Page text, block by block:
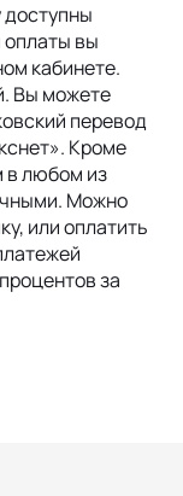
оплаты вы
кабинете.
Вы можете
перевод
Кроме
в любом из
Можно
или оплатить
за